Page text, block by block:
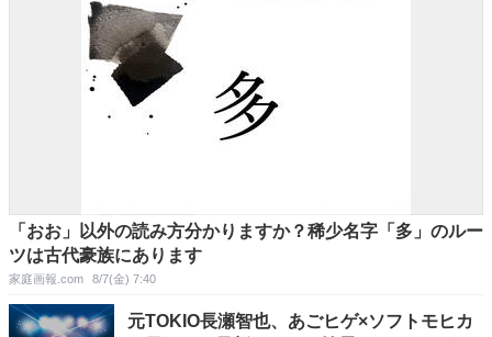
「おお」以外の読み方分かりますか？稀少名字「多」のルー
ツは古代豪族にあります
家庭画報.com 8/7(金) 7:40
元TOKIO長瀬智也、あごヒゲ×ソフトモヒカ